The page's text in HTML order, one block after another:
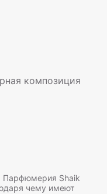
композиция
Парфюмерия Shaik
чему имеют